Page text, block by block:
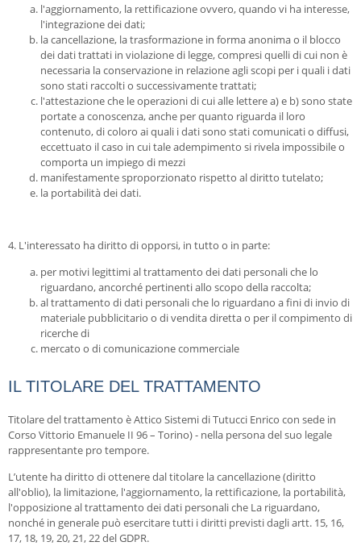
l'aggiornamento, la rettificazione ovvero, quando vi ha interesse,
l'integrazione dei dati;
la cancellazione, la trasformazione in forma anonima o il blocco
dei dati trattati in violazione di legge, compresi quelli di cui non è
necessaria la conservazione in relazione agli scopi per i quali i dati
sono stati raccolti o successivamente trattati;
l'attestazione che le operazioni di cui alle lettere a) e b) sono state
portate a conoscenza, anche per quanto riguarda il loro
contenuto, di coloro ai quali i dati sono stati comunicati o diffusi,
eccettuato il caso in cui tale adempimento si rivela impossibile o
comporta un impiego di mezzi
manifestamente sproporzionato rispetto al diritto tutelato;
la portabilità dei dati.
4. L'interessato ha diritto di opporsi, in tutto o in parte:
per motivi legittimi al trattamento dei dati personali che lo
riguardano, ancorché pertinenti allo scopo della raccolta;
al trattamento di dati personali che lo riguardano a fini di invio di
materiale pubblicitario o di vendita diretta o per il compimento di
ricerche di
mercato o di comunicazione commerciale
IL TITOLARE DEL TRATTAMENTO
Titolare del trattamento è Attico Sistemi di Tutucci Enrico con sede in
Corso Vittorio Emanuele II 96 – Torino) - nella persona del suo legale
rappresentante pro tempore.
L’utente ha diritto di ottenere dal titolare la cancellazione (diritto
all'oblio), la limitazione, l'aggiornamento, la rettificazione, la portabilità,
l'opposizione al trattamento dei dati personali che La riguardano,
nonché in generale può esercitare tutti i diritti previsti dagli artt. 15, 16,
17, 18, 19, 20, 21, 22 del GDPR.